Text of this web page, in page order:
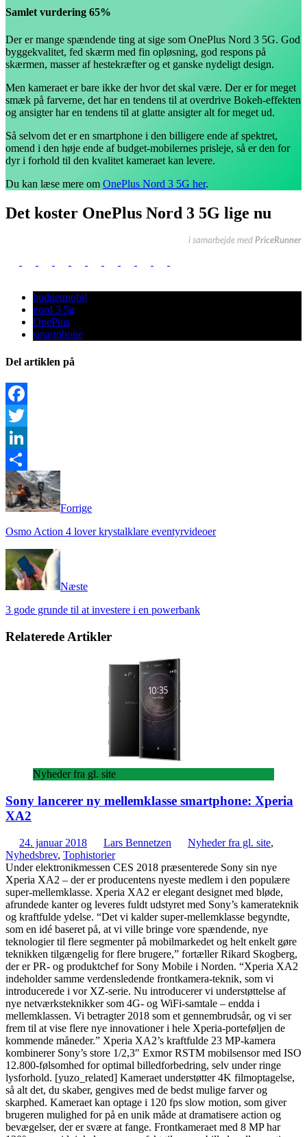
Samlet vurdering 65%
Der er mange spændende ting at sige som OnePlus Nord 3 5G. God
byggekvalitet, fed skærm med fin opløsning, god respons på
skærmen, masser af hestekræfter og et ganske nydeligt design.
Men kameraet er bare ikke der hvor det skal være. Der er for meget
smæk på farverne, det har en tendens til at overdrive Bokeh-effekten
og ansigter har en tendens til at glatte ansigter alt for meget ud.
Så selvom det er en smartphone i den billigere ende af spektret,
omend i den høje ende af budget-mobilernes prisleje, så er den for
dyr i forhold til den kvalitet kameraet kan levere.
Du kan læse mere om OnePlus Nord 3 5G her.
Det koster OnePlus Nord 3 5G lige nu
i samarbejde med PriceRunner
budgetmobil
nord 3 5g
OnePlus
smartphone
Del artiklen på
Facebook
Twitter
LinkedIn
Share
Forrige
Osmo Action 4 lover krystalklare eventyrvideoer
Næste
3 gode grunde til at investere i en powerbank
Relaterede Artikler
Nyheder fra gl. site
Sony lancerer ny mellemklasse smartphone: Xperia
XA2
24. januar 2018 Lars Bennetzen Nyheder fra gl. site,
Nyhedsbrev, Tophistorier
Under elektronikmessen CES 2018 præsenterede Sony sin nye
Xperia XA2 – der er producentens nyeste medlem i den populære
super-mellemklasse. Xperia XA2 er elegant designet med bløde,
afrundede kanter og leveres fuldt udstyret med Sony’s kamerateknik
og kraftfulde ydelse. “Det vi kalder super-mellemklasse begyndte,
som en idé baseret på, at vi ville bringe vore spændende, nye
teknologier til flere segmenter på mobilmarkedet og helt enkelt gøre
teknikken tilgængelig for flere brugere,” fortæller Rikard Skogberg,
der er PR- og produktchef for Sony Mobile i Norden. “Xperia XA2
indeholder samme verdensledende frontkamera-teknik, som vi
introducerede i vor XZ-serie. Nu introducerer vi understøttelse af
nye netværksteknikker som 4G- og WiFi-samtale – endda i
mellemklassen. Vi betragter 2018 som et gennembrudsår, og vi ser
frem til at vise flere nye innovationer i hele Xperia-porteføljen de
kommende måneder.” Xperia XA2’s kraftfulde 23 MP-kamera
kombinerer Sony’s store 1/2,3″ Exmor RSTM mobilsensor med ISO
12.800-følsomhed for optimal billedforbedring, selv under ringe
lysforhold. [yuzo_related] Kameraet understøtter 4K filmoptagelse,
så alt det, du skaber, gengives med de bedst mulige farver og
skarphed. Kameraet kan optage i 120 fps slow motion, som giver
brugeren mulighed for på en unik måde at dramatisere action og
bevægelser, der er svære at fange. Frontkameraet med 8 MP har